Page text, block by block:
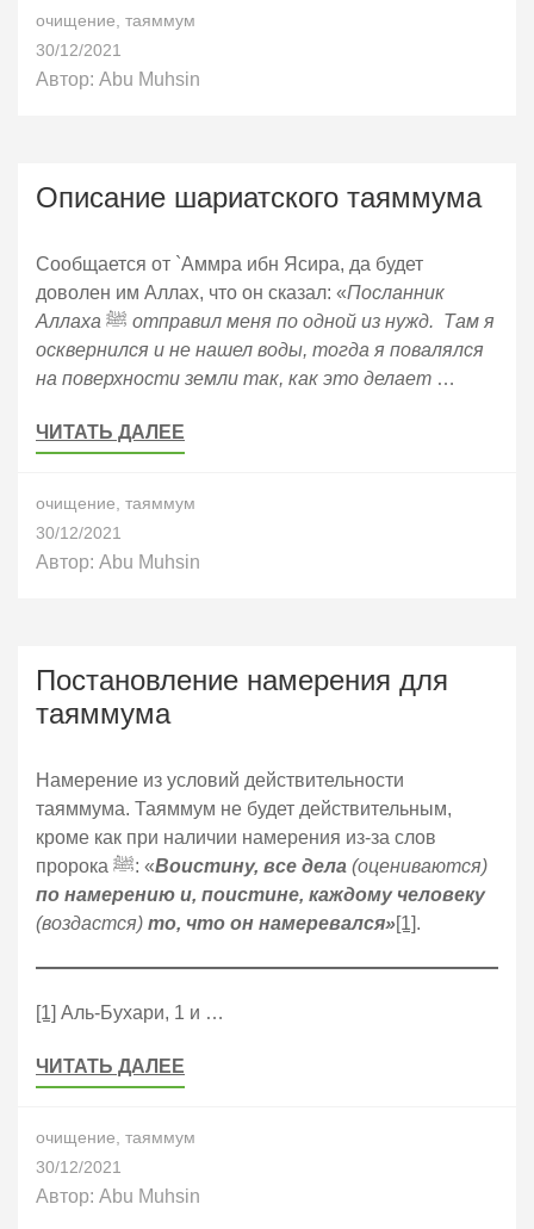
очищение таяммум
30/12/2021
Автор: Abu Muhsin
Описание шариатского таяммума
Сообщается от `Аммра ибн Ясира, да будет
доволен им Аллах, что он сказал: «Посланник
Аллаха
отправил меня по одной из нужд. Там я
осквернился и не нашел воды, тогда я повалялся
на поверхности земли так, как это делает …
ЧИТАТЬ ДАЛЕЕ
очищение таяммум
30/12/2021
Автор: Abu Muhsin
Постановление намерения для
таяммума
Намерение из условий действительности
таяммума. Таяммум не будет действительным,
кроме как при наличии намерения из-за слов
пророка ﷺ: «Воистину, все дела (оцениваются)
по намерению и, поистине, каждому человеку
(воздастся) то, что он намеревался»[1].
[1] Аль-Бухари, 1 и …
ЧИТАТЬ ДАЛЕЕ
очищение таяммум
30/12/2021
Автор: Abu Muhsin